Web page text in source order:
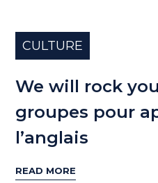
CULTURE
We will rock
groupes pour
l’anglais
READ MORE